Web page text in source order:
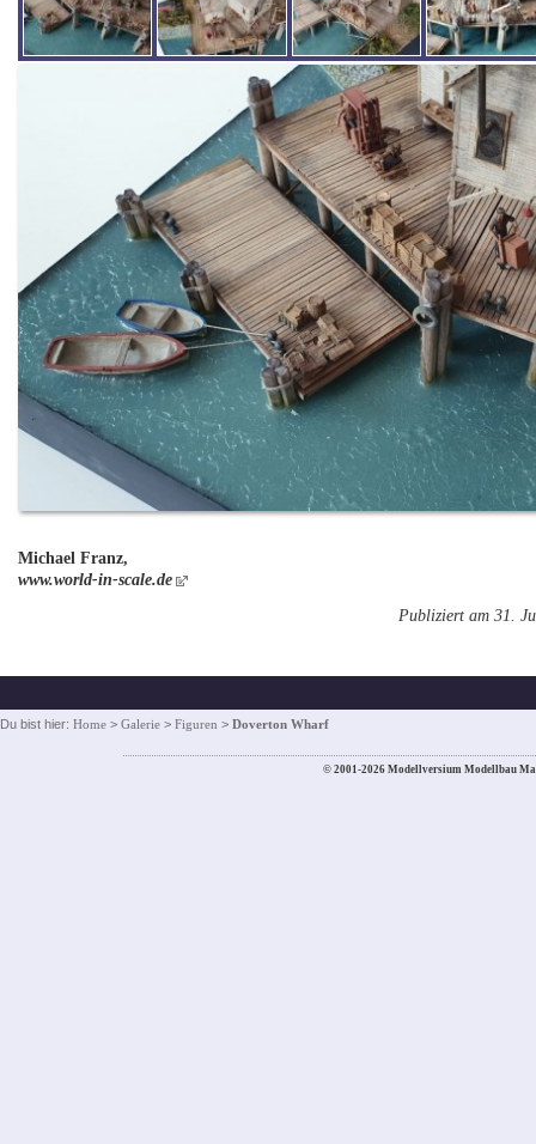
Michael Franz,
www.world-in-scale.de
Publiziert am 31.
Du bist hier: Home > Galerie > Figuren > Doverton Wharf
© 2001-2026 Modellversium Modellbau